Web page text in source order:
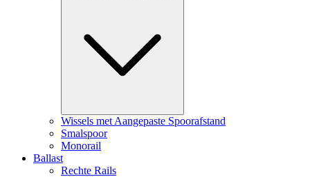
Wissels met Aangepaste Spoorafstand
Smalspoor
Monorail
Ballast
Rechte Rails